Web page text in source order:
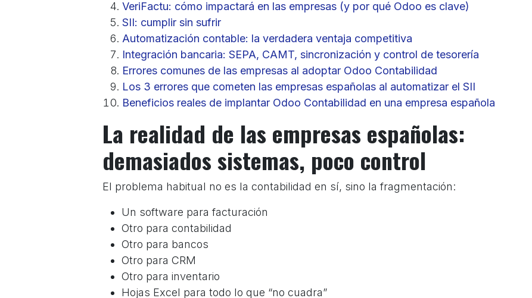
VeriFactu: cómo impactará en las empresas (y por qué Odoo es clave)
SII: cumplir sin sufrir
Automatización contable: la verdadera ventaja competitiva
Integración bancaria: SEPA, CAMT, sincronización y control de tesorería
Errores comunes de las empresas al adoptar Odoo Contabilidad
Los 3 errores que cometen las empresas españolas al automatizar el SII
Beneficios reales de implantar Odoo Contabilidad en una empresa española
La realidad de las empresas españolas:
demasiados sistemas, poco control
El problema habitual no es la contabilidad en sí, sino la fragmentación:
Un software para facturación
Otro para contabilidad
Otro para bancos
Otro para CRM
Otro para inventario
Hojas Excel para todo lo que “no cuadra”